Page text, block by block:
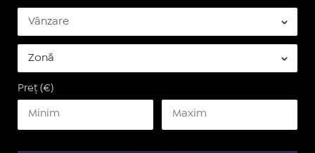
Preț (€)